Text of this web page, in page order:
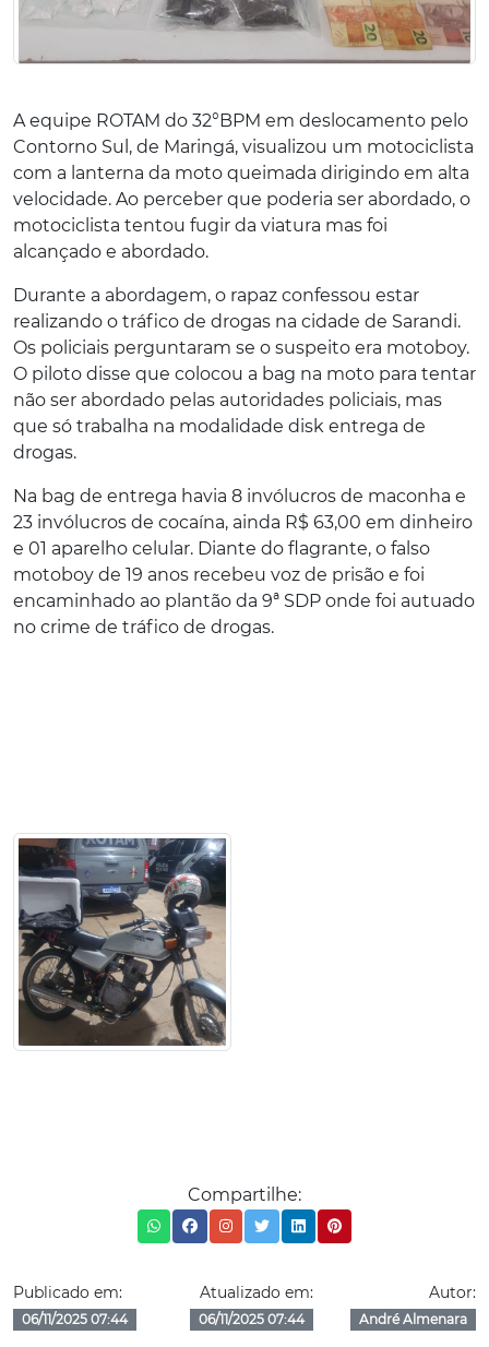
A equipe ROTAM do 32°BPM em deslocamento pelo
Contorno Sul, de Maringá, visualizou um motociclista
com a lanterna da moto queimada dirigindo em alta
velocidade. Ao perceber que poderia ser abordado, o
motociclista tentou fugir da viatura mas foi
alcançado e abordado.
Durante a abordagem, o rapaz confessou estar
realizando o tráfico de drogas na cidade de Sarandi.
Os policiais perguntaram se o suspeito era motoboy.
O piloto disse que colocou a bag na moto para tentar
não ser abordado pelas autoridades policiais, mas
que só trabalha na modalidade disk entrega de
drogas.
Na bag de entrega havia 8 invólucros de maconha e
23 invólucros de cocaína, ainda R$ 63,00 em dinheiro
e 01 aparelho celular. Diante do flagrante, o falso
motoboy de 19 anos recebeu voz de prisão e foi
encaminhado ao plantão da 9ª SDP onde foi autuado
no crime de tráfico de drogas.
Compartilhe:
Publicado em:
06/11/2025 07:44
Atualizado em:
06/11/2025 07:44
Autor:
André Almenara